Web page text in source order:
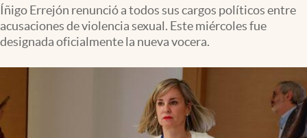
Íñigo Errejón renunció a todos sus cargos políticos entre
acusaciones de violencia sexual. Este miércoles fue
designada oficialmente la nueva vocera.